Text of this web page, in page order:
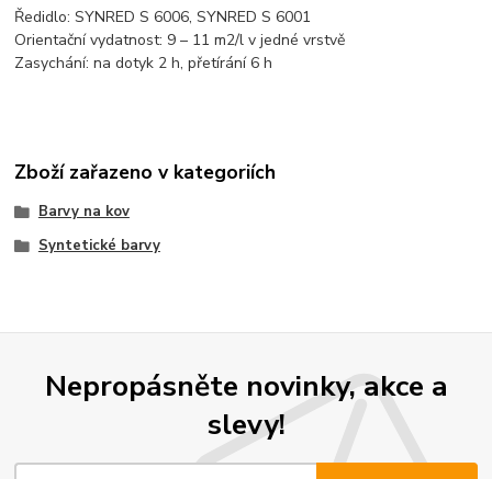
Ředidlo: SYNRED S 6006, SYNRED S 6001
Orientační vydatnost: 9 – 11 m2/l v jedné vrstvě
Zasychání: na dotyk 2 h, přetírání 6 h
Zboží zařazeno v kategoriích
Barvy na kov
Syntetické barvy
Nepropásněte novinky, akce a
slevy!